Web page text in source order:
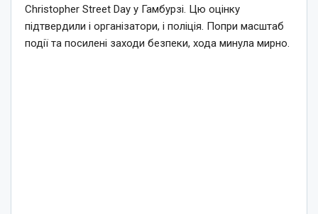
Christopher Street Day у Гамбурзі. Цю оцінку
підтвердили і організатори, і поліція. Попри масштаб
події та посилені заходи безпеки, хода минула мирно.